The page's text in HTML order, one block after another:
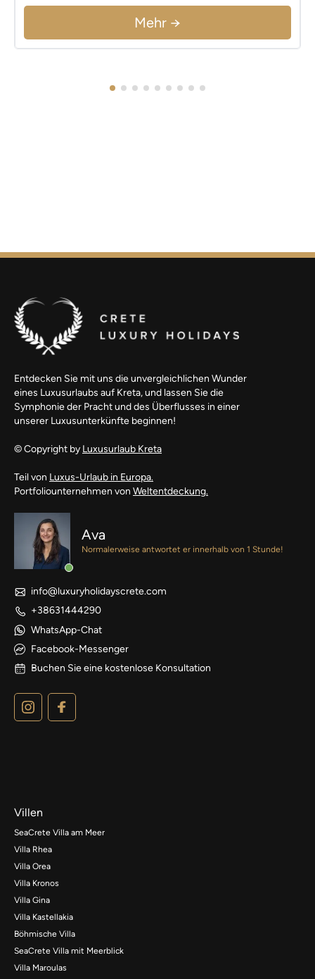
Mehr →
Entdecken Sie mit uns die unvergleichlichen Wunder
eines Luxusurlaubs auf Kreta, und lassen Sie die
Symphonie der Pracht und des Überflusses in einer
unserer Luxusunterkünfte beginnen!
© Copyright by Luxusurlaub Kreta
Teil von Luxus-Urlaub in Europa.
Portfoliounternehmen von Weltentdeckung.
Ava
Normalerweise antwortet er innerhalb von 1 Stunde!
info@luxuryholidayscrete.com
+38631444290
WhatsApp-Chat
Facebook-Messenger
Buchen Sie eine kostenlose Konsultation
Villen
SeaCrete Villa am Meer
Villa Rhea
Villa Orea
Villa Kronos
Villa Gina
Villa Kastellakia
Böhmische Villa
SeaCrete Villa mit Meerblick
Villa Maroulas